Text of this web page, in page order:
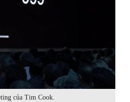
của Tim Cook.